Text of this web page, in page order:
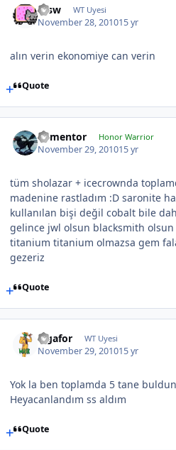
etsw WT Uyesi
November 28, 201015 yr
alın verin ekonomiye can verin
Quote
dementor Honor Warrior
November 29, 201015 yr
tüm sholazar + icecrownda
madenine rastladım :D saronite
kullanılan bişi değil cobalt bile
gelince jwl olsun blacksmith
titanium titanium olmazsa gem
gezeriz
Quote
Ligafor WT Uyesi
November 29, 201015 yr
Yok la ben toplamda 5 tane
Heyacanlandım ss aldım
Quote